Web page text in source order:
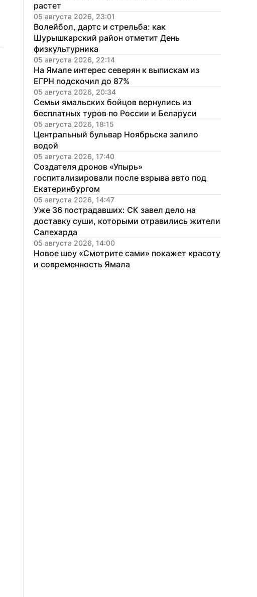
растет
05 августа 2026, 23:01
Волейбол, дартс и стрельба: как
Шурышкарский район отметит День
физкультурника
05 августа 2026, 22:14
На Ямале интерес северян к выпискам из
ЕГРН подскочил до 87%
05 августа 2026, 20:34
Семьи ямальских бойцов вернулись из
бесплатных туров по России и Беларуси
05 августа 2026, 18:15
Центральный бульвар Ноябрьска залило
водой
05 августа 2026, 17:40
Создателя дронов «Упырь»
госпитализировали после взрыва авто под
Екатеринбургом
05 августа 2026, 14:47
Уже 36 пострадавших: СК завел дело на
доставку суши, которыми отравились жители
Салехарда
05 августа 2026, 14:00
Новое шоу «Смотрите сами» покажет красоту
и современность Ямала